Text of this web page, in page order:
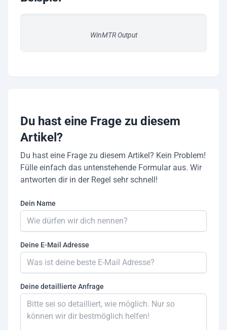
WinMTR Output
Du hast eine Frage zu diesem
Artikel?
Du hast eine Frage zu diesem Artikel? Kein Problem!
Fülle einfach das untenstehende Formular aus. Wir
antworten dir in der Regel sehr schnell!
Dein Name
Deine E-Mail Adresse
Deine detaillierte Anfrage